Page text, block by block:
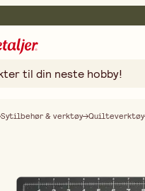
Sytilbehør & verktøy Quilteverktøy